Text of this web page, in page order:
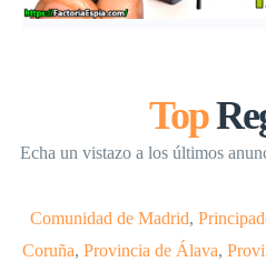
Top
Echa un vistazo a los últimos
Comunidad de Madrid,
Coruña, Provincia de Álava,